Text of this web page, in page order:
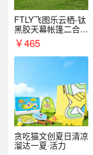
FTLY飞图乐云栖-钛
黑胶天幕帐篷二合一
TMTZ0201
￥465
贪吃猫文创夏日清凉
溜达一夏·活力